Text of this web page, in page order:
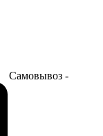
Самовывоз -